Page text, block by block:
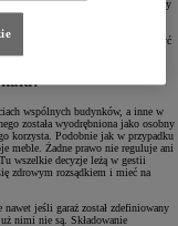
tuż obok sterty dokumentów czy
konsekwencje. Ale nie musi
stworzenia zagrożenia
uchybień, nie zawaha się nałożyć
wspólnych budynków, a inne w
została wyodrębniona jako osobny
korzysta. Podobnie jak w przypadku
meble. Żadne prawo nie reguluje ani
wszelkie decyzje leżą w gestii
zdrowym rozsądkiem i mieć na
jeśli garaż został zdefiniowany
nimi nie są. Składowanie